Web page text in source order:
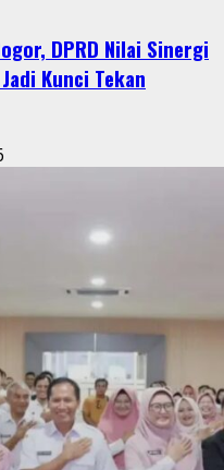
DPRD Nilai Sinergi
Kunci Tekan